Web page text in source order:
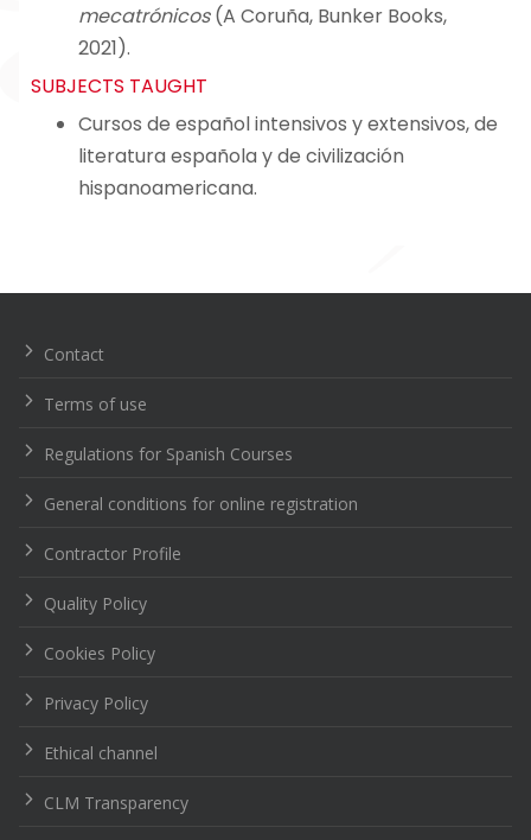
mecatrónicos(A Coruña, Bunker Books,
2021).
SUBJECTS TAUGHT
Cursos de español intensivos y extensivos, de
literatura española y de civilización
hispanoamericana.
de
Contact
Terms of use
Regulations for Spanish Courses
General conditions for online registration
Contractor Profile
Quality Policy
Cookies Policy
Privacy Policy
Ethical channel
CLM Transparency